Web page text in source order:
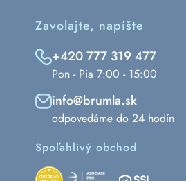
Zavolajte, napíšte
+420 777 319 477
Pon - Pia 7:00 - 15:00
info@brumla.sk
odpovedáme do 24 hodín
Spoľahlivý obchod